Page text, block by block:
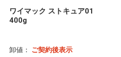
ワイマック ストキュア01
400g
卸値： ご契約後表示